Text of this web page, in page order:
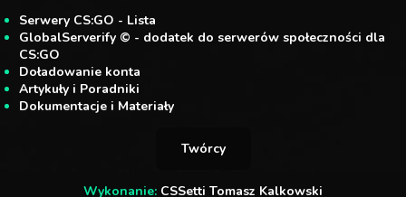
Serwery CS:GO - Lista
GlobalServerify © - dodatek do serwerów społeczności dla
CS:GO
Doładowanie konta
Artykuły i Poradniki
Dokumentacje i Materiały
Twórcy
Wykonanie: CSSetti Tomasz Kalkowski